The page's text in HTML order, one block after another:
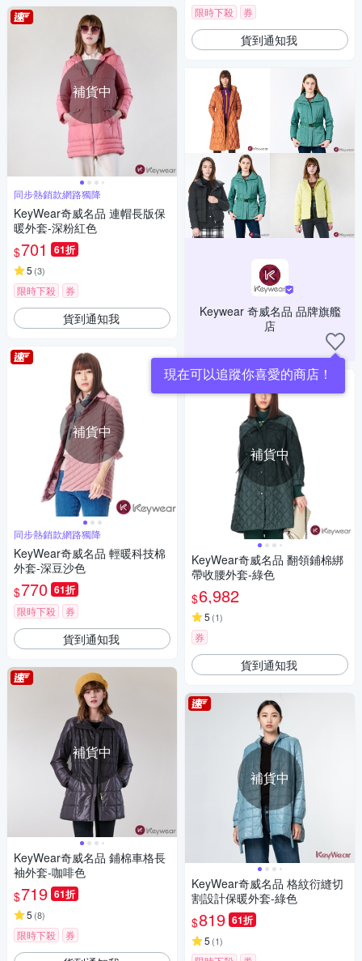
補貨中
同步熱銷款網路獨降
KeyWear奇威名品 連帽長版保
暖外套-深粉紅色
$701 61折
5 (3)
限時下殺 券
貨到通知我
補貨中
同步熱銷款網路獨降
KeyWear奇威名品 輕暖科技棉
外套-深豆沙色
$770 61折
限時下殺 券
貨到通知我
補貨中
KeyWear奇威名品 鋪棉車格長
袖外套-咖啡色
$719 61折
5 (8)
限時下殺 券
限時下殺 券
貨到通知我
Keywear 奇威名品 品牌旗艦
店
現在可以追蹤你喜愛的商店！
補貨中
KeyWear奇威名品 翻領鋪棉綁
帶收腰外套-綠色
$6,982
5 (1)
券
貨到通知我
補貨中
KeyWear奇威名品 格紋衍縫切
割設計保暖外套-綠色
$819 61折
5 (1)